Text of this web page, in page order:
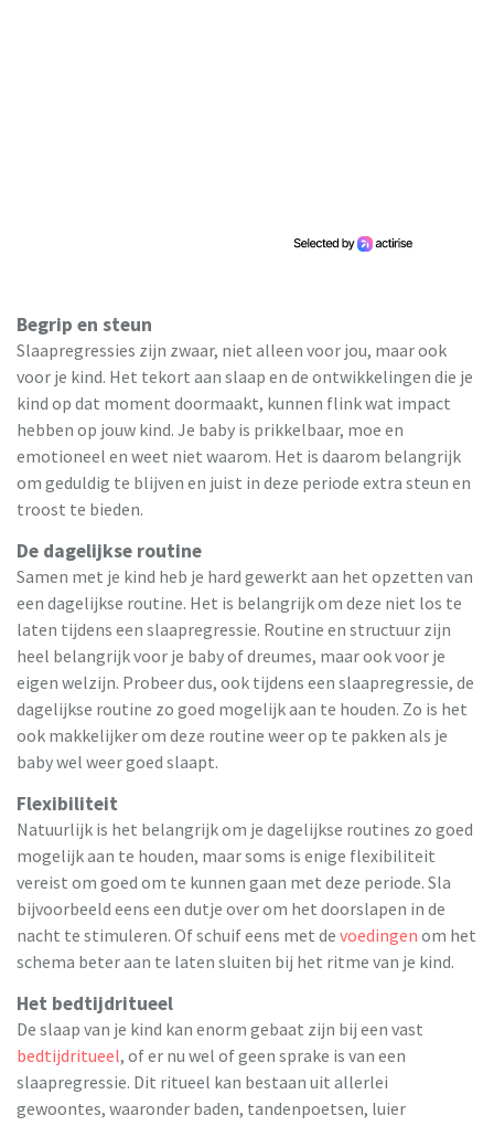
Begrip en steun
Slaapregressies zijn zwaar, niet alleen voor jou, maar ook
voor je kind. Het tekort aan slaap en de ontwikkelingen die je
kind op dat moment doormaakt, kunnen flink wat impact
hebben op jouw kind. Je baby is prikkelbaar, moe en
emotioneel en weet niet waarom. Het is daarom belangrijk
om geduldig te blijven en juist in deze periode extra steun en
troost te bieden.
De dagelijkse routine
Samen met je kind heb je hard gewerkt aan het opzetten van
een dagelijkse routine. Het is belangrijk om deze niet los te
laten tijdens een slaapregressie. Routine en structuur zijn
heel belangrijk voor je baby of dreumes, maar ook voor je
eigen welzijn. Probeer dus, ook tijdens een slaapregressie, de
dagelijkse routine zo goed mogelijk aan te houden. Zo is het
ook makkelijker om deze routine weer op te pakken als je
baby wel weer goed slaapt.
Flexibiliteit
Natuurlijk is het belangrijk om je dagelijkse routines zo goed
mogelijk aan te houden, maar soms is enige flexibiliteit
vereist om goed om te kunnen gaan met deze periode. Sla
bijvoorbeeld eens een dutje over om het doorslapen in de
nacht te stimuleren. Of schuif eens met de voedingen om het
schema beter aan te laten sluiten bij het ritme van je kind.
Het bedtijdritueel
De slaap van je kind kan enorm gebaat zijn bij een vast
bedtijdritueel, of er nu wel of geen sprake is van een
slaapregressie. Dit ritueel kan bestaan uit allerlei
gewoontes, waaronder baden, tandenpoetsen, luier